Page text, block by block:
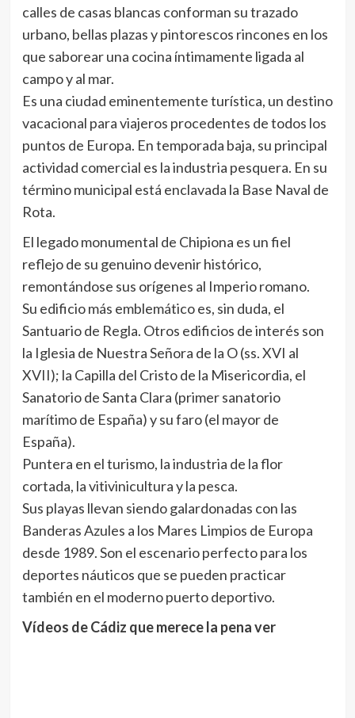
calles de casas blancas conforman su trazado
urbano, bellas plazas y pintorescos rincones en los
que saborear una cocina íntimamente ligada al
campo y al mar.
Es una ciudad eminentemente turística, un destino
vacacional para viajeros procedentes de todos los
puntos de Europa. En temporada baja, su principal
actividad comercial es la industria pesquera. En su
término municipal está enclavada la Base Naval de
Rota.
El legado monumental de Chipiona es un fiel
reflejo de su genuino devenir histórico,
remontándose sus orígenes al Imperio romano.
Su edificio más emblemático es, sin duda, el
Santuario de Regla. Otros edificios de interés son
la Iglesia de Nuestra Señora de la O (ss. XVI al
XVII); la Capilla del Cristo de la Misericordia, el
Sanatorio de Santa Clara (primer sanatorio
marítimo de España) y su faro (el mayor de
España).
Puntera en el turismo, la industria de la flor
cortada, la vitivinicultura y la pesca.
Sus playas llevan siendo galardonadas con las
Banderas Azules a los Mares Limpios de Europa
desde 1989. Son el escenario perfecto para los
deportes náuticos que se pueden practicar
también en el moderno puerto deportivo.
Vídeos de Cádiz que merece la pena ver